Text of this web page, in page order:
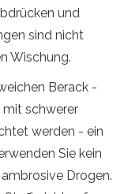
und
sind nicht
Wischung.
Berack -
mit schwerer
werden - ein
Sie kein
Drogen.